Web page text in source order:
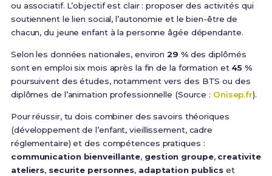
ou associatif. L’objectif est clair : proposer des activités qui
soutiennent le lien social, l’autonomie et le bien-être de
chacun, du jeune enfant à la personne âgée dépendante.
Selon les données nationales, environ29 %des diplômés
sont en emploi six mois après la fin de la formation et 45 %
poursuivent des études, notamment vers des BTS ou des
diplômes de l’animation professionnelle (Source : Onisep.fr).
Pour réussir, tu dois combiner des savoirs théoriques
(développement de l’enfant, vieillissement, cadre
réglementaire) et des compétences pratiques :
communication bienveillante, gestion groupe, creativite
ateliers, securite personnes, adaptation publics et